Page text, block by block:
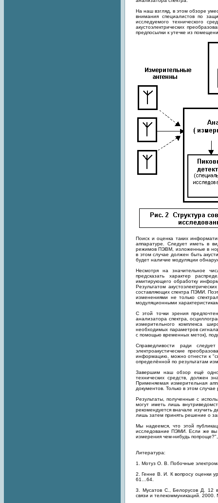
На наш взгляд, в этом обзоре
внимания специалистов по
исследуемого технического
акустоэлектрических
предпосылки к утечке из
Поиск и оценка таких
аппаратуре. Следует иметь в
режимов ПЭВМ, изложенные в
в этом случае должен быть
будет наличие модуляции
Несмотря на значительное
предсказать характер
имитирующего обработку
Результатом
составляющих спектра ПЭМИ.
изменениями не только
модуляционными
С этой точки зрения
анализатора спектра,
измерительного комплекса
необходимых параметров
с помощью временных меток),
Справедливости ради
электроакустические
информацию, можно отнести к
определённой по результатам
Завершим наш обзор ещё
технических средств, должен
Применяемая измерительная
документов. Только в этом
Результаты, полученные с
могут иметь лишь
рекомендуется вначале изучить
лишь затем принять решение о
Мы надеемся, что этой
исследование ПЭМИ. Если же вы
измерения чем-нибудь
Литература:
1. Мотуз О. В. Побочные
2. Генне В. И. К вопросу оценки
61…64.
3. Мусатов С., Белорусов Д. 12
связи и телекоммуникаций.